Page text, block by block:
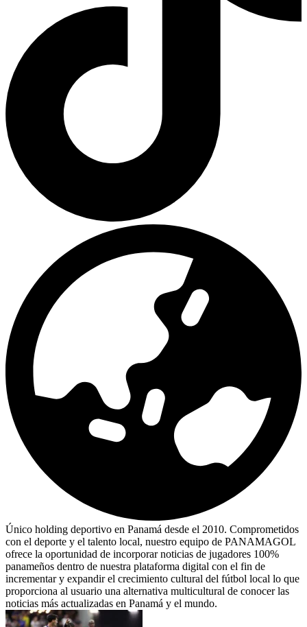
Único holding deportivo en Panamá desde el 2010. Comprometidos
con el deporte y el talento local, nuestro equipo de PANAMAGOL
ofrece la oportunidad de incorporar noticias de jugadores 100%
panameños dentro de nuestra plataforma digital con el fin de
incrementar y expandir el crecimiento cultural del fútbol local lo que
proporciona al usuario una alternativa multicultural de conocer las
noticias más actualizadas en Panamá y el mundo.